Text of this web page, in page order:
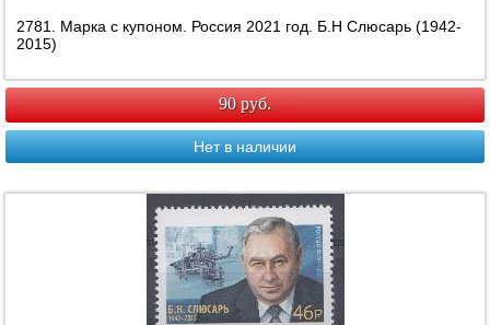
2781. Марка с купоном. Россия 2021 год. Б.Н Слюсарь (1942-
2015)
90 руб.
Нет в наличии